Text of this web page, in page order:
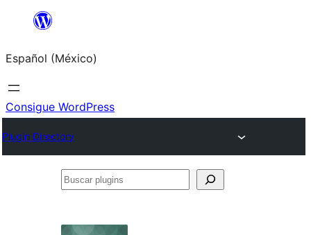
Saltar
contenido
Español (México)
Consigue WordPress
Plugin Directory
Buscar